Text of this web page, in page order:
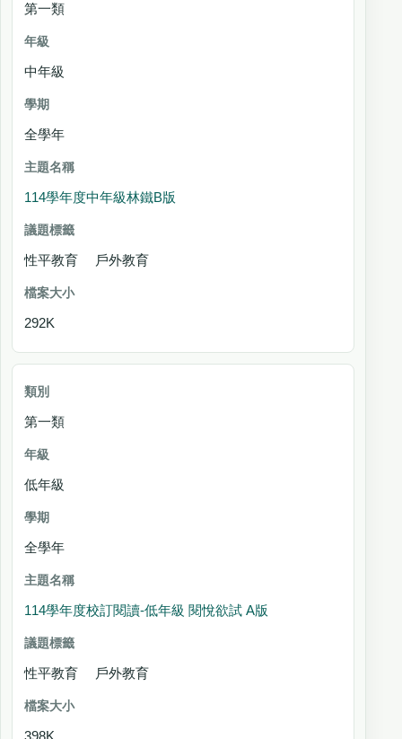
第一類
中年級
全學年
114學年度中年級林鐵B版
性平教育 戶外教育
292K
第一類
低年級
全學年
114學年度校訂閱讀-低年級 閱悅欲試 A版
性平教育 戶外教育
398K